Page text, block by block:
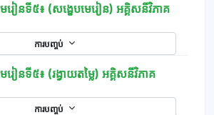
រៀនទី៥៖ (សង្ខេបមេរៀន) អគ្គិសនីវិភាគទំព័រ
ការបញ្ចប់
ៀនទី៥៖ (រង្វាយតម្លៃ) អគ្គិសនីវិភាគកម្រងសំណួរ
ការបញ្ចប់